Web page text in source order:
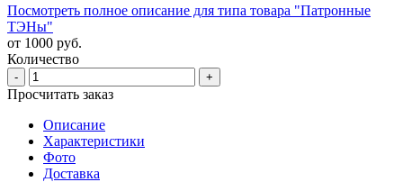
Посмотреть полное описание для типа товара "Патронные
ТЭНы"
от 1000 руб.
Количество
- +
Просчитать заказ
Описание
Характеристики
Фото
Доставка